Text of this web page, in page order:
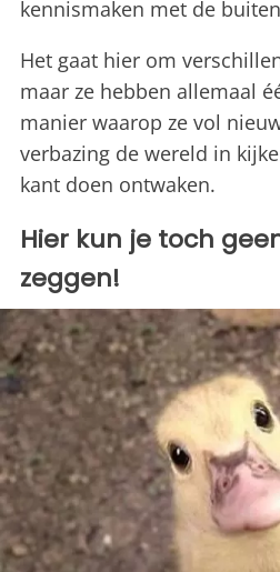
kennismaken met de
Het gaat hier om
maar ze hebben allemaal
manier waarop ze vol
verbazing de wereld in
kant doen ontwaken.
Hier kun je toch
zeggen!